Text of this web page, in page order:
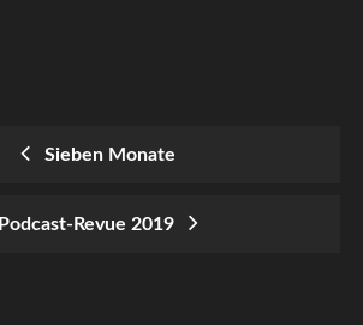
Sieben Monate
Podcast-Revue 2019